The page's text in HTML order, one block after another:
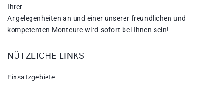
Ihrer
Angelegenheiten an und einer unserer freundlichen und
kompetenten Monteure wird sofort bei Ihnen sein!
NÜTZLICHE LINKS
Einsatzgebiete